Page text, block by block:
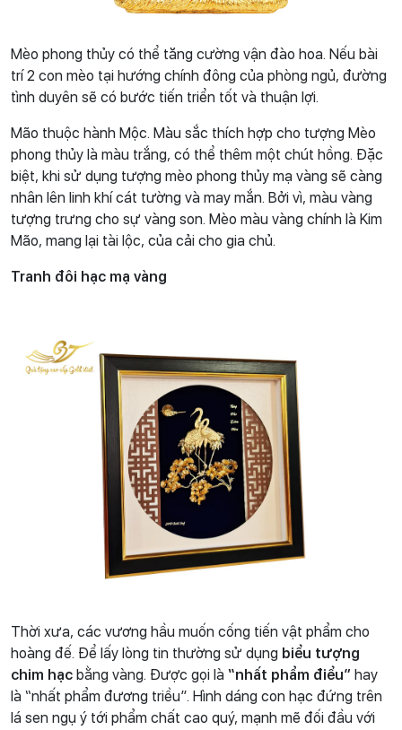
Mèo phong thủy có thể tăng cường vận đào hoa. Nếu bài
trí 2 con mèo tại hướng chính đông của phòng ngủ, đường
tình duyên sẽ có bước tiến triển tốt và thuận lợi.
Mão thuộc hành Mộc. Màu sắc thích hợp cho tượng Mèo
phong thủy là màu trắng, có thể thêm một chút hồng. Đặc
biệt, khi sử dụng tượng mèo phong thủy mạ vàng sẽ càng
nhân lên linh khí cát tường và may mắn. Bởi vì, màu vàng
tượng trưng cho sự vàng son. Mèo màu vàng chính là Kim
Mão, mang lại tài lộc, của cải cho gia chủ.
Tranh đôi hạc mạ vàng
Thời xưa, các vương hầu muốn cống tiến vật phẩm cho
hoàng đế. Để lấy lòng tin thường sử dụng biểu tượng
chim hạc bằng vàng. Được gọi là “nhất phẩm điểu” hay
là “nhất phẩm đương triều”. Hình dáng con hạc đứng trên
lá sen ngụ ý tới phẩm chất cao quý, mạnh mẽ đối đầu với